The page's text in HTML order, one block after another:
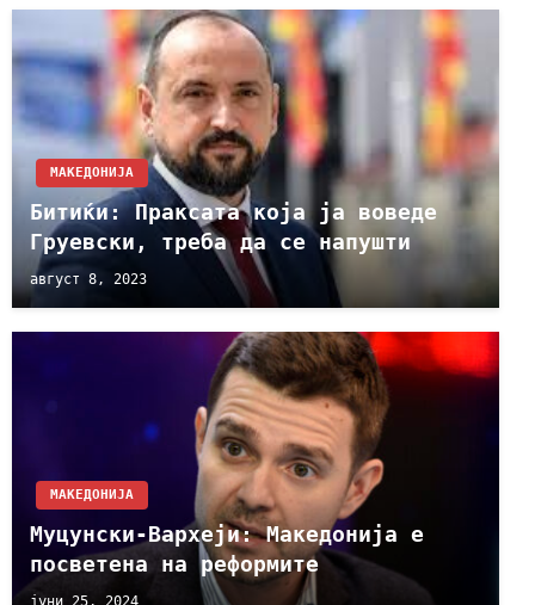
МАКЕДОНИЈА
Битиќи: Праксата која ја воведе
Груевски, треба да се напушти
август 8, 2023
МАКЕДОНИЈА
Муцунски-Вархеји: Македонија е
посветена на реформите